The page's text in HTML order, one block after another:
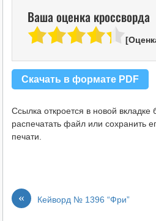
Ваша оценка кроссворда
Скачать в формате PDF
Ссылка откроется в новой вкладке
распечатать файл или сохранить
печати.
« Кейворд № 1396 “Фри”